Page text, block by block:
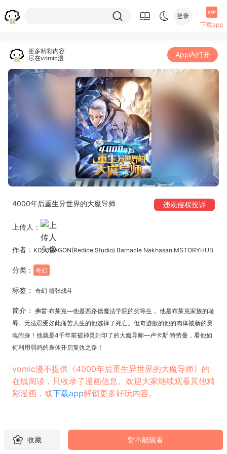
登录
下载app
更多精彩内容
尽在vomic漫
App内打开
4000年后重生异世界的大魔导师 违规侵权投诉
上传人：
作者： KD-DRAGON(Redice Studio) Barnacle Nakhasan MSTORYHUB
分类： 奇幻
标签： 奇幻 嚣张战斗
简介：
弗雷·布莱克—他是西路德魔法学院的劣等生， 他是布莱克家族的耻
辱。无法忍受如此痛苦人生的他选择了死亡。但奇迹般的他的肉体被新的灵
魂附身！他就是4千年前被神灵封印了的大魔导师—卢卡斯·特劳曼，看他如
何利用弱鸡的身体开启复仇之路！
vomic漫不提供《4000年后重生异世界的大魔导师》的
在线阅读，只收录了漫画信息。欢迎大家继续观看其他精
彩漫画，或下载app解锁更多好玩内容。
收藏 暂不能观看